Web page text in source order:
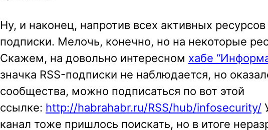
Ну, и наконец, напротив всех активных
подписки. Мелочь, конечно, но на некоторые
Скажем, на довольно интересном хабе
значка RSS-подписки не наблюдается, но
сообщества, можно подписаться по вот этой
ссылке: http://habrahabr.ru/RSS/hub/infosecurity/
канал тоже пришлось поискать, но в итоге